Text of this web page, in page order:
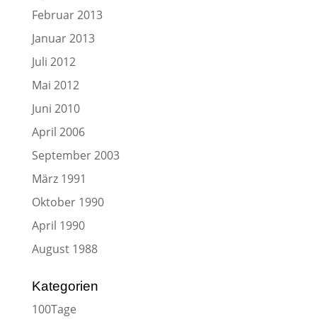
Februar 2013
Januar 2013
Juli 2012
Mai 2012
Juni 2010
April 2006
September 2003
März 1991
Oktober 1990
April 1990
August 1988
Kategorien
100Tage